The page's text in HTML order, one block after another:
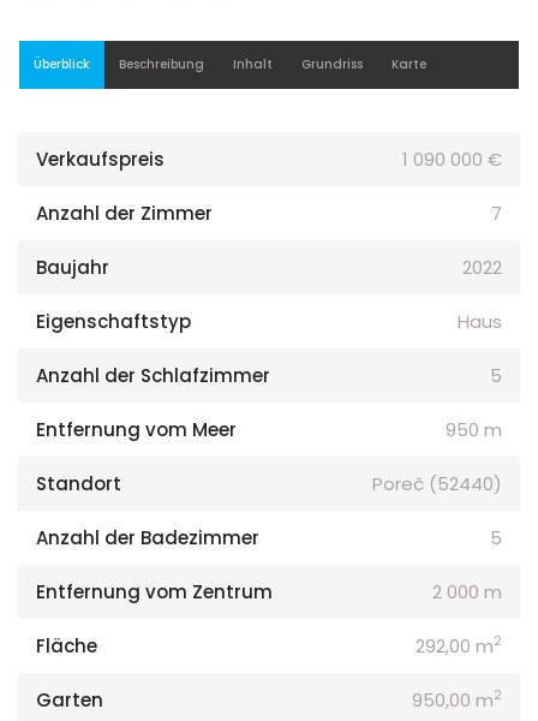
Überblick Beschreibung Inhalt Grundriss Karte
Verkaufspreis 1 090 000 €
Anzahl der Zimmer 7
Baujahr 2022
Eigenschaftstyp Haus
Anzahl der Schlafzimmer 5
Entfernung vom Meer 950 m
Standort Poreč (52440)
Anzahl der Badezimmer 5
Entfernung vom Zentrum 2 000 m
Fläche 292,00 m2
Garten 950,00 m2